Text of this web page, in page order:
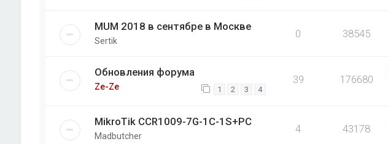
MUM 2018 в сентябре в Москве
Sertik
0 38545
Обновления форума
Ze-Ze 1 2 3 4
39 176680
MikroTik CCR1009-7G-1C-1S+PC
Madbutcher
4 43178